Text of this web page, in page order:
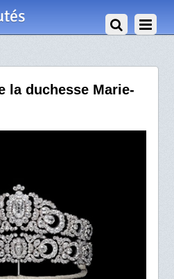
la duchesse Marie-